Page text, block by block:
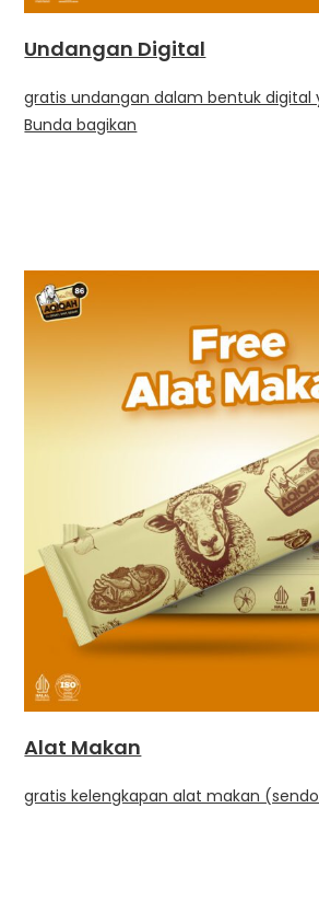
Undangan Digital
gratis undangan dalam bentuk digital
Bunda bagikan
Alat Makan
gratis kelengkapan alat makan